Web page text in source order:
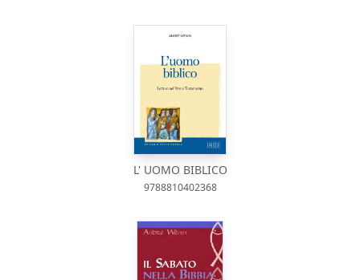
L' UOMO BIBLICO
9788810402368